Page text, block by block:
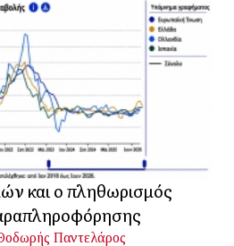
και ο πληθωρισμός
Παντελάρος